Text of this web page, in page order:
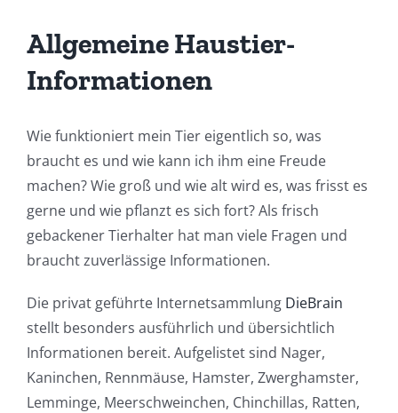
Allgemeine Haustier-
Informationen
Wie funktioniert mein Tier eigentlich so, was
braucht es und wie kann ich ihm eine Freude
machen? Wie groß und wie alt wird es, was frisst es
gerne und wie pflanzt es sich fort? Als frisch
gebackener Tierhalter hat man viele Fragen und
braucht zuverlässige Informationen.
Die privat geführte Internetsammlung DieBrain
stellt besonders ausführlich und übersichtlich
Informationen bereit. Aufgelistet sind Nager,
Kaninchen, Rennmäuse, Hamster, Zwerghamster,
Lemminge, Meerschweinchen, Chinchillas, Ratten,